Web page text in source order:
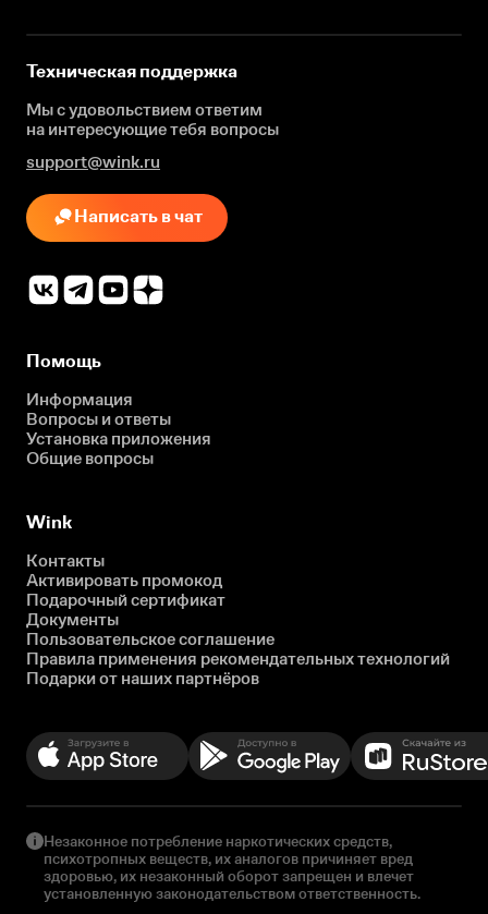
Техническая поддержка
Мы с удовольствием ответим
на интересующиетебя вопросы
support@wink.ru
Написать в чат
Помощь
Информация
Вопросы и ответы
Установка приложения
Общие вопросы
Wink
Контакты
Активировать промокод
Подарочный сертификат
Документы
Пользовательское соглашение
Правила применения рекомендательных технологий
Подарки от наших партнёров
Незаконное потребление наркотических средств,
психотропных веществ, их аналогов причиняет вред
здоровью, их незаконный оборот запрещен и влечет
установленную законодательством ответственность.